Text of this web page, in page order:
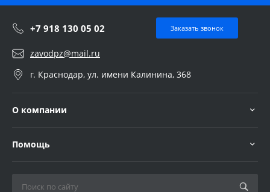
+7 918 130 05 02 Заказать звонок
zavodpz@mail.ru
г. Краснодар, ул. имени Калинина, 368
О компании
Помощь